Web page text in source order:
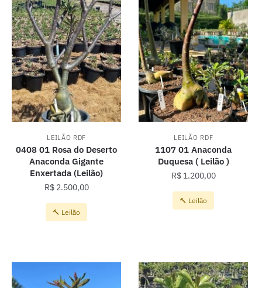
LEILÃO RDF
0408 01 Rosa do Deserto
Anaconda Gigante
Enxertada (Leilão)
R$2.500,00
🔨 Leilão
LEILÃO RDF
1107 01 Anaconda
Duquesa ( Leilão )
R$1.200,00
🔨 Leilão